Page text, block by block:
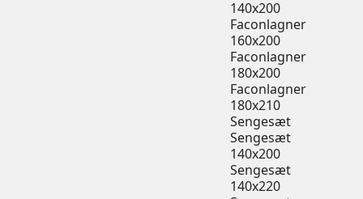
140x200
Faconlagner
160x200
Faconlagner
180x200
Faconlagner
180x210
Sengesæt
Sengesæt
140x200
Sengesæt
140x220